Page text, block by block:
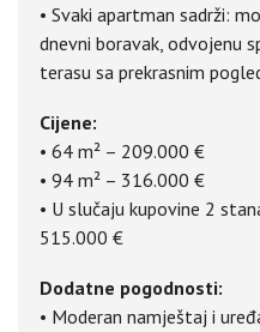
• Svaki apartman sadrži:
dnevni boravak, odvojenu
terasu sa prekrasnim
Cijene:
• 64 m² – 209.000 €
• 94 m² – 316.000 €
• U slučaju kupovine 2
515.000 €
Dodatne pogodnosti:
• Moderan namještaj i